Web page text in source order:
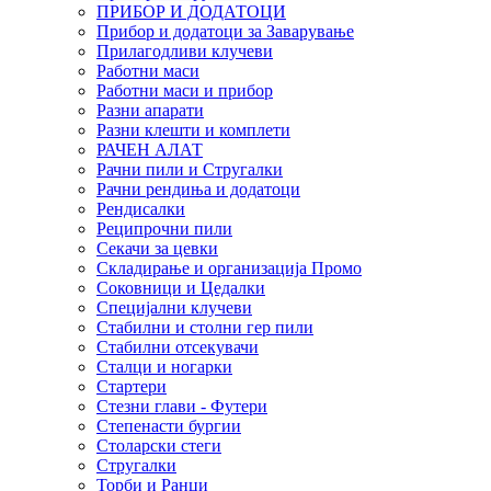
ПРИБОР И ДОДАТОЦИ
Прибор и додатоци за Заварување
Прилагодливи клучеви
Работни маси
Работни маси и прибор
Разни апарати
Разни клешти и комплети
РАЧЕН АЛАТ
Рачни пили и Стругалки
Рачни рендиња и додатоци
Рендисалки
Реципрочни пили
Секачи за цевки
Складирање и организација Промо
Соковници и Цедалки
Специјални клучеви
Стабилни и столни гер пили
Стабилни отсекувачи
Сталци и ногарки
Стартери
Стезни глави - Футери
Степенасти бургии
Столарски стеги
Стругалки
Торби и Ранци